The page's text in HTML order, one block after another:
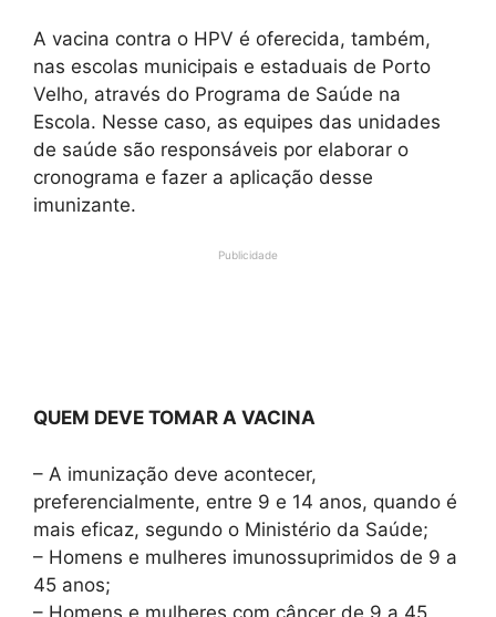
A vacina contra o HPV é oferecida, também,
nas escolas municipais e estaduais de Porto
Velho, através do Programa de Saúde na
Escola. Nesse caso, as equipes das unidades
de saúde são responsáveis por elaborar o
cronograma e fazer a aplicação desse
imunizante.
Publicidade
QUEM DEVE TOMAR A VACINA
– A imunização deve acontecer,
preferencialmente, entre 9 e 14 anos, quando é
mais eficaz, segundo o Ministério da Saúde;
– Homens e mulheres imunossuprimidos de 9 a
45 anos;
– Homens e mulheres com câncer de 9 a 45